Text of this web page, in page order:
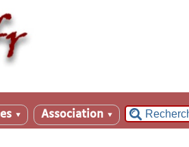
▼ Association ▼